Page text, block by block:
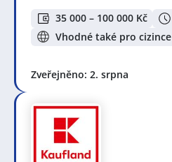
35 000 – 100 000 Kč
Vhodné také pro cizince
Zveřejněno: 2. srpna